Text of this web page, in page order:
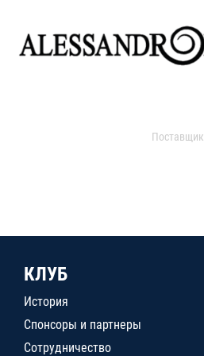
Поставщик
КЛУБ
История
Спонсоры и партнеры
Сотрудничество